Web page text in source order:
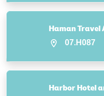
Haman Travel
07.H087
Harbor Hotel